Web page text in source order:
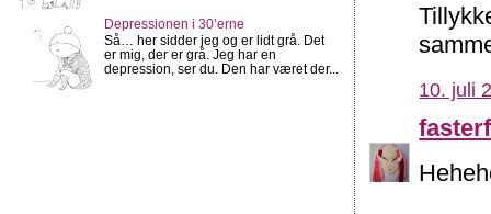
10. juli
Depressionen i 30’erne
Så… her sidder jeg og er lidt grå. Det
er mig, der er grå. Jeg har en
depression, ser du. Den har været der...